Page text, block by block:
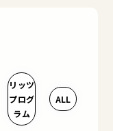
リッツ
プログ
ラム
ALL